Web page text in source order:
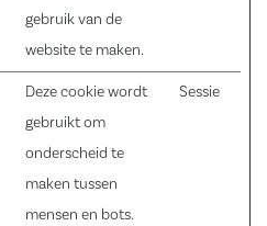
gebruik van de
website te maken.
Deze cookie wordt
gebruikt om
onderscheid te
maken tussen
mensen en bots.
Sessie